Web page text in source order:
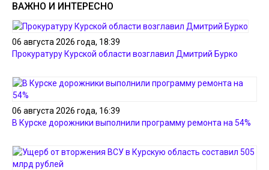
ВАЖНО И ИНТЕРЕСНО
06 августа 2026 года, 18:39
Прокуратуру Курской области возглавил Дмитрий Бурко
06 августа 2026 года, 16:39
В Курске дорожники выполнили программу ремонта на 54%